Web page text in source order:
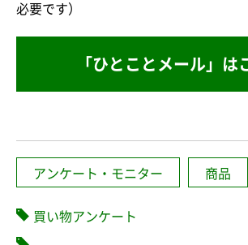
必要です）
「ひとことメール」は
アンケート・モニター 商品
買い物アンケート